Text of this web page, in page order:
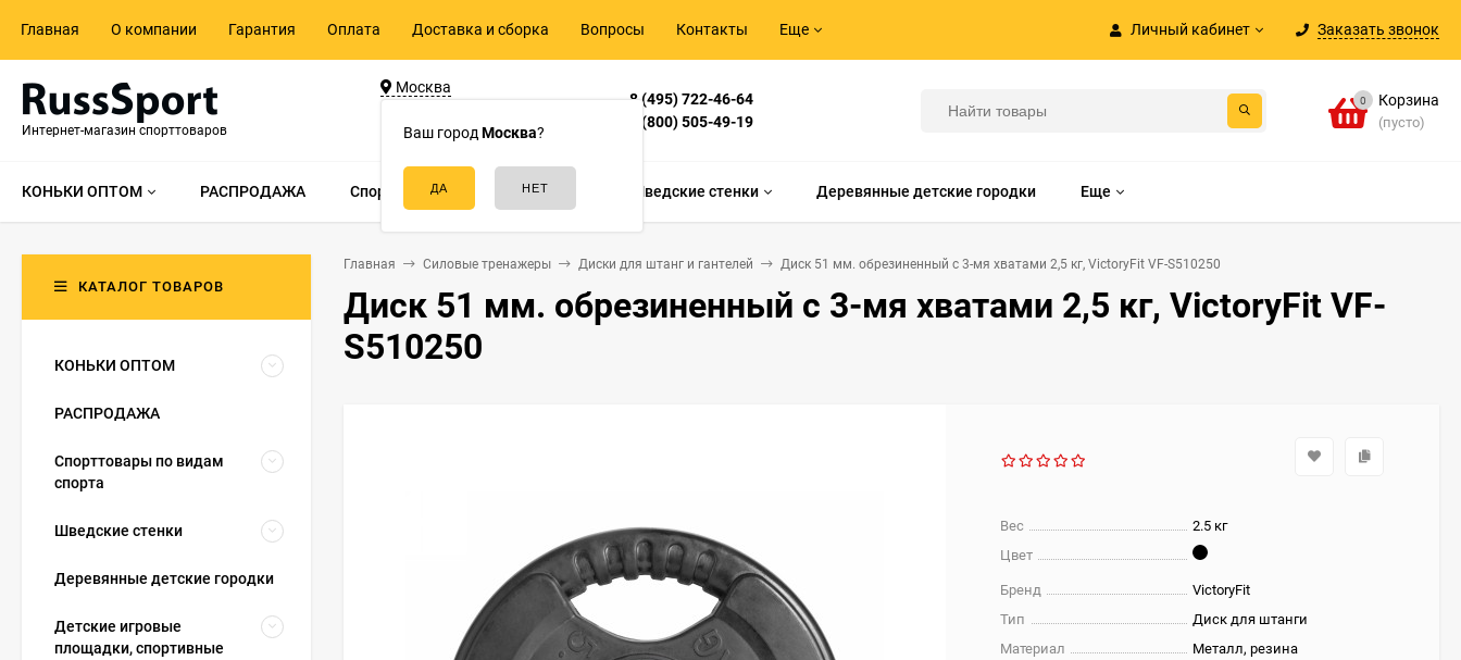
Личный кабинет Заказать звонок
Главная О компании Гарантия Оплата Доставка и сборка Вопросы Контакты Еще
Интернет-магазин спорттоваров
Москва
Ваш город Москва?
д.55, стр.1
8 (495) 722-46-64
8 (800) 505-49-19
0 Корзина
(пусто)
КОНЬКИ ОПТОМ РАСПРОДАЖА Спорттовары по видам спорта Шведские стенки Деревянные детские городки Еще
Главная Силовые тренажеры Диски для штанг и гантелей Диск 51 мм. обрезиненный с 3-мя хватами 2,5 кг, VictoryFit VF-S510250
Диск 51 мм. обрезиненный с 3-мя хватами 2,5 кг, VictoryFit VF-
S510250
Вес
2.5 кг
Цвет
Бренд
VictoryFit
Тип
Диск для штанги
Материал
Металл, резина
КАТАЛОГ ТОВАРОВ
КОНЬКИ ОПТОМ
РАСПРОДАЖА
Спорттовары по видам
спорта
Шведские стенки
Деревянные детские городки
Детские игровые
площадки, спортивные